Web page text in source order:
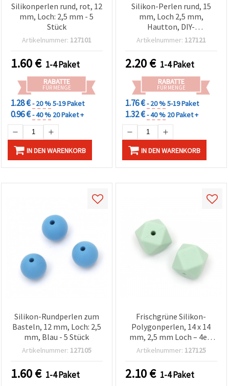
Silikonperlen rund, rot, 12
mm, Loch: 2,5 mm - 5
Stück
Artikelnummer: 127101
1.60€ 1-4 Paket
RABATTE
FÜR MENGE
1.28 €- 20 %5-19 Paket
0.96 €- 40 % 20 Paket +
IN DEN WARENKORB
Silikon-Perlen rund, 15
mm, Loch 2,5 mm,
Hautton, DIY-
Bastelbedarf &
Artikelnummer: 127121
2.20€ 1-4 Paket
RABATTE
FÜR MENGE
1.76 €- 20 %5-19 Paket
1.32 €- 40 % 20 Paket +
IN DEN WARENKORB
Silikon-Rundperlen zum
Basteln, 12 mm, Loch: 2,5
mm, Blau - 5 Stück
Artikelnummer: 127105
1.60€ 1-4 Paket
Frischgrüne Silikon-
Polygonperlen, 14 x 14
mm, 2,5 mm Loch – 4er-
Set für DIY-Schmuck &
Artikelnummer: 127125
2.10€ 1-4 Paket